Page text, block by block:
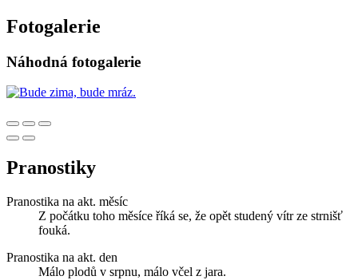
Fotogalerie
Náhodná fotogalerie
Pranostiky
Pranostika na akt. měsíc
Z počátku toho měsíce říká se, že opět studený vítr ze strnišť
fouká.
Pranostika na akt. den
Málo plodů v srpnu, málo včel z jara.